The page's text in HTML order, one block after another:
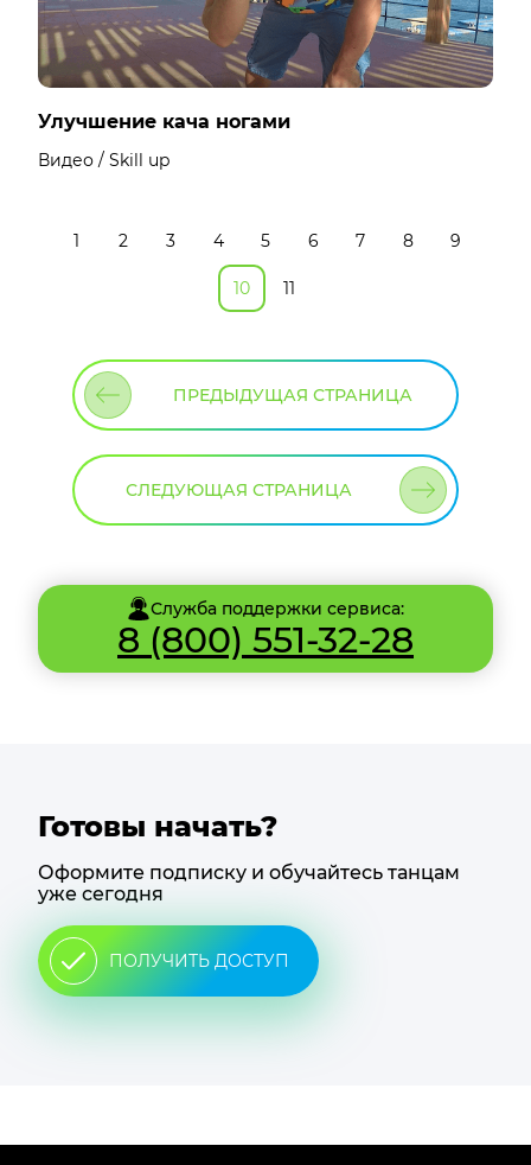
Улучшение кача ногами
Видео / Skill up
ПРЕДЫДУЩАЯ СТРАНИЦА
1 2 3 4 5 6 7 8 9
10 11
СЛЕДУЮЩАЯ СТРАНИЦА
Служба поддержки сервиса:
8 (800) 551-32-28
Готовы начать?
Оформите подписку и обучайтесь танцам
уже сегодня
ПОЛУЧИТЬ ДОСТУП